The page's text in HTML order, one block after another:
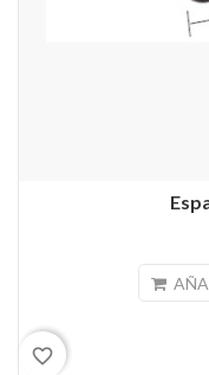
favorite_border